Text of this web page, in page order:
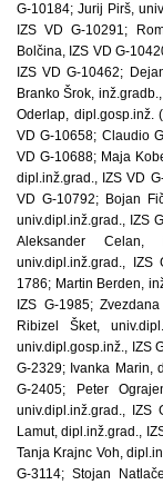
G-10184; Jurij Pirš,
IZS VD G-10291;
Bolčina, IZS VD G-
IZS VD G-10462;
Branko Šrok,
Oderlap, dipl.gosp.inž.
VD G-10658; Claudio
VD G-10688; Maja
dipl.inž.grad., IZS VD
VD G-10792; Bojan
univ.dipl.inž.grad., IZS
Aleksander
univ.dipl.inž.grad., IZS
1786; Martin Berden,
IZS G-1985;
Ribizel Šket,
univ.dipl.gosp.inž., IZS
G-2329; Ivanka Marin,
G-2405; Peter
univ.dipl.inž.grad., IZS
Lamut, dipl.inž.grad.,
Tanja Krajnc Voh,
G-3114; Stojan